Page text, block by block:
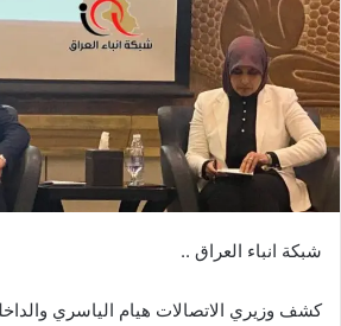
شبكة انباء العراق ..
كشف وزيري الاتصالات هيام الياسري